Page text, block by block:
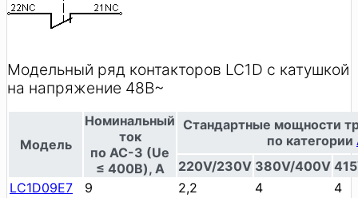
Модельный ряд контакторов LC1D с катушкой
на напряжение 48В~
Модель
Номинальный
ток
по AC-3 (Ue
≤ 400В), A
Стандартные мощности
по категории
220V/230V 380V/400V
LC1D09E7
9 2,2 4
4